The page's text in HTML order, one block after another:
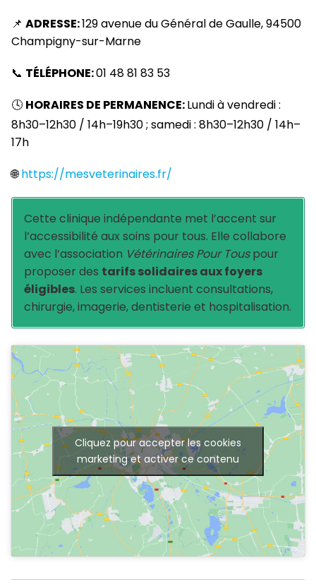
📌 ADRESSE:129 avenue du Général de Gaulle, 94500
Champigny-sur-Marne
📞 TÉLÉPHONE:01 48 81 83 53
🕓 HORAIRES DE PERMANENCE:Lundi à vendredi :
8h30–12h30 / 14h–19h30 ; samedi : 8h30–12h30 / 14h–
17h
🌐https://mesveterinaires.fr/
Cette clinique indépendante met l’accent sur
l’accessibilité aux soins pour tous. Elle collabore
avec l’association Vétérinaires Pour Touspour
proposer des tarifs solidaires aux foyers
éligibles. Les services incluent consultations,
chirurgie, imagerie, dentisterie et hospitalisation.
Cliquez pour accepter les cookies
marketing et activer ce contenu